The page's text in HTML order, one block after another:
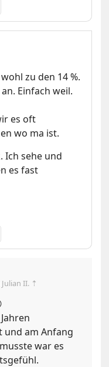
zu den 14 %.
Einfach weil.
es oft
wo ma ist.
Ich sehe und
es fast
Julian II. ⇡
und am Anfang
war es